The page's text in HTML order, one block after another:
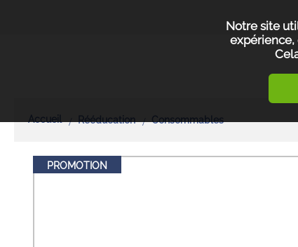
Notre site
expérience,
Accueil Rééducation Consommables
PROMOTION